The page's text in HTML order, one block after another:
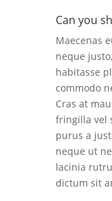
Can you
Maecenas
neque
habitasse
commodo
Cras at
fringilla vel
purus a
neque ut
lacinia
dictum sit